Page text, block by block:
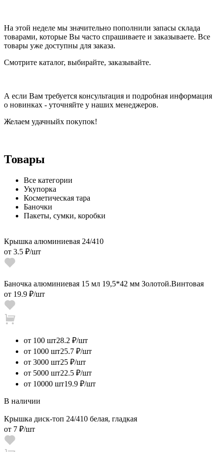
На этой неделе мы значительно пополнили запасы склада
товарами, которые Вы часто спрашиваете и заказываете. Все
товары уже доступны для заказа.
Смотрите каталог, выбирайте, заказывайте.
А если Вам требуется консультация и подробная информация
о новинках - уточняйте у наших менеджеров.
Желаем удачныйх покупок!
Товары
Все категории
Укупорка
Косметическая тара
Баночки
Пакеты, сумки, коробки
Крышка алюминиевая 24/410
от 3.5 ₽/шт
Баночка алюминиевая 15 мл 19,5*42 мм Золотой.Винтовая
от 19.9 ₽/шт
от 100 шт28.2 ₽/шт
от 1000 шт25.7 ₽/шт
от 3000 шт25 ₽/шт
от 5000 шт22.5 ₽/шт
от 10000 шт19.9 ₽/шт
В наличии
Крышка диск-топ 24/410 белая, гладкая
от 7 ₽/шт